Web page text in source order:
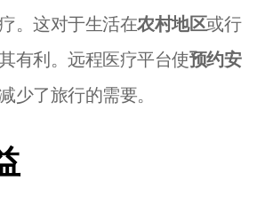
。这对于生活在农村地区或行
有利。远程医疗平台使预约安
少了旅行的需要。